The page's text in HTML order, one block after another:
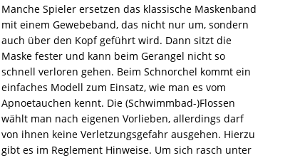
Manche Spieler ersetzen das klassische Maskenband
mit einem Gewebeband, das nicht nur um, sondern
auch über den Kopf geführt wird. Dann sitzt die
Maske fester und kann beim Gerangel nicht so
schnell verloren gehen. Beim Schnorchel kommt ein
einfaches Modell zum Einsatz, wie man es vom
Apnoetauchen kennt. Die (Schwimmbad-)Flossen
wählt man nach eigenen Vorlieben, allerdings darf
von ihnen keine Verletzungsgefahr ausgehen. Hierzu
gibt es im Reglement Hinweise. Um sich rasch unter